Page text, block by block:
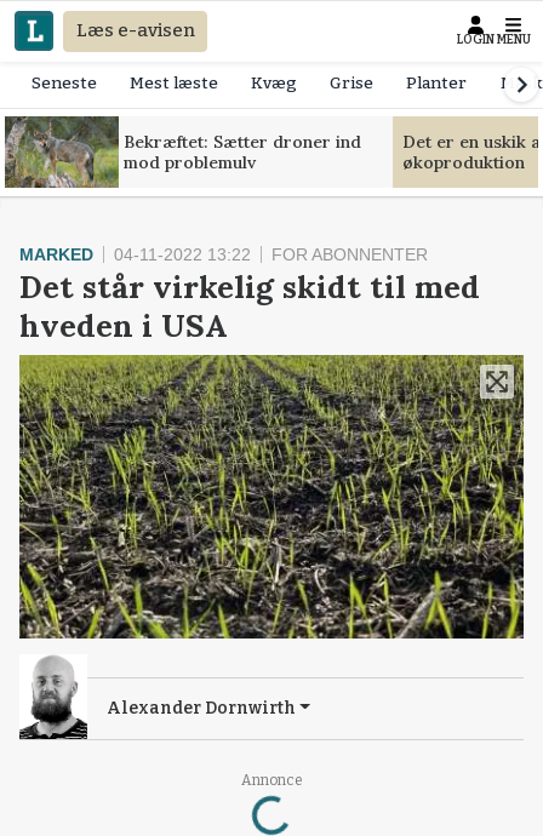
Læs e-avisen LOGIN MENU
Seneste Mest læste Kvæg Grise Planter
Bekræftet: Sætter droner ind
mod problemulv
Det er en uskik
økoproduktion
Annonce
Loading...
MARKED 04-11-2022 13:22 FOR ABONNENTER
Det står virkelig skidt til med
hveden i USA
Alexander Dornwirth